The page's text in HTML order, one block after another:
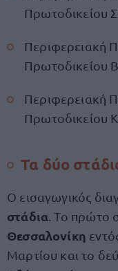
Πρωτοδικείου
Περιφερειακή
Πρωτοδικείου
Περιφερειακή
Πρωτοδικείου
Τα δύο
Ο εισαγωγικός
στάδια . Το πρώτο
Θεσσαλονίκη
Μαρτίου και το